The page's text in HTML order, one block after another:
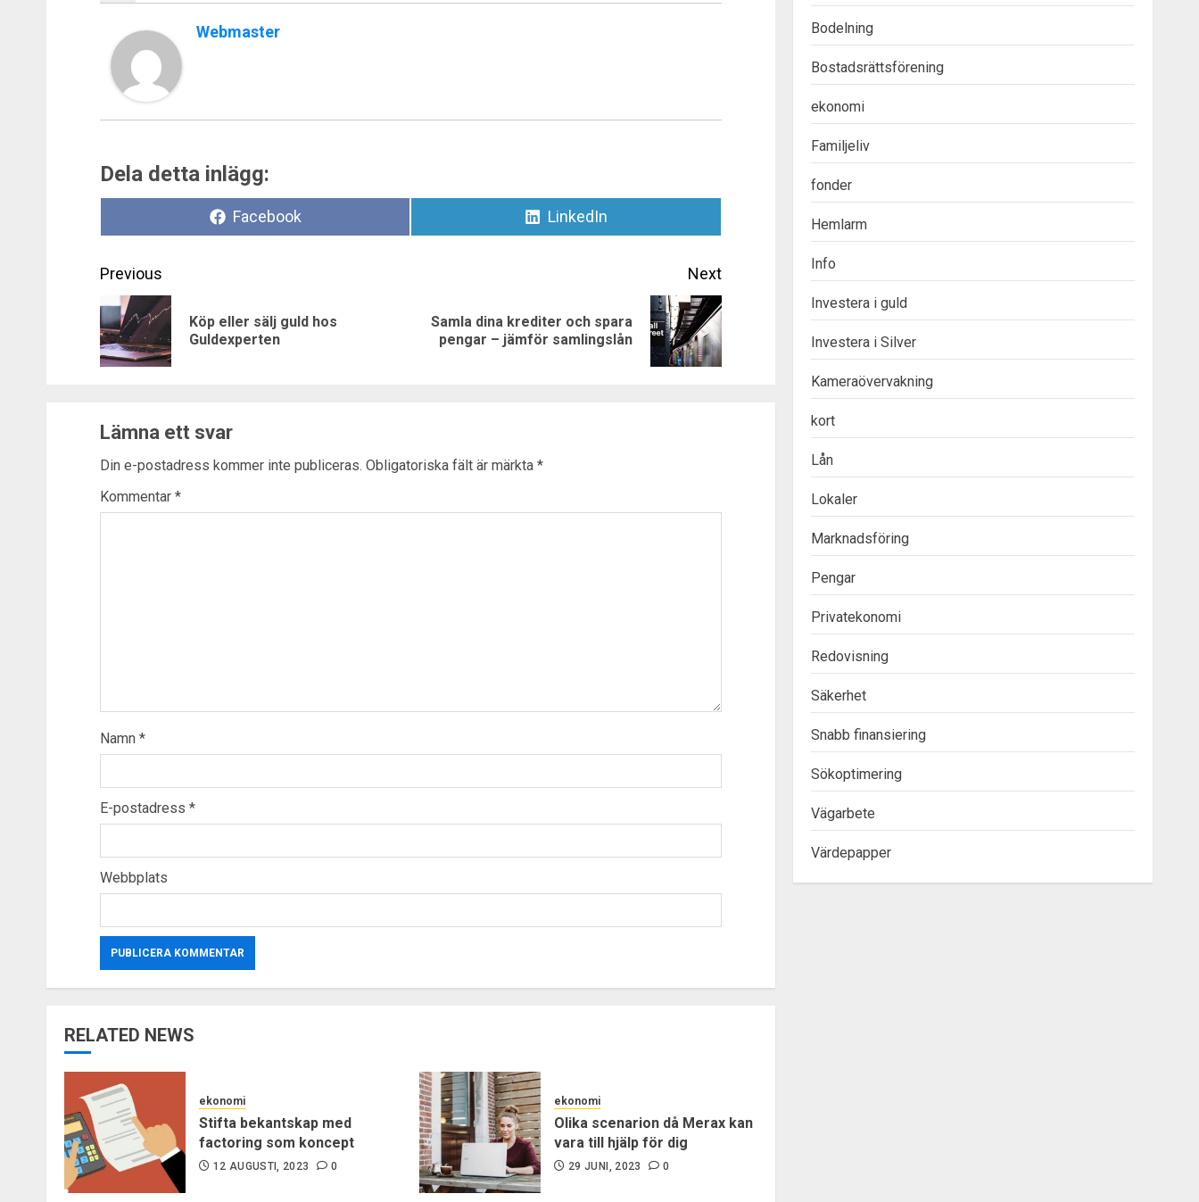
Webmaster
Dela detta inlägg:
Dela
på
Facebook
Dela
på
LinkedIn
Post
navigation
Previous
Previous
post:
Köp eller sälj guld hos
Guldexperten
Next
Next
post:
Samla dina krediter och spara
pengar – jämför samlingslån
Lämna ett svar
Din e-postadress kommer inte publiceras. Obligatoriska fält är märkta *
Kommentar *
Namn *
E-postadress *
Webbplats
RELATED NEWS
ekonomi
Stifta bekantskap med
factoring som koncept
12 AUGUSTI, 2023 0
ekonomi
Olika scenarion då Merax kan
vara till hjälp för dig
29 JUNI, 2023 0
Bodelning
Bostadsrättsförening
ekonomi
Familjeliv
fonder
Hemlarm
Info
Investera i guld
Investera i Silver
Kameraövervakning
kort
Lån
Lokaler
Marknadsföring
Pengar
Privatekonomi
Redovisning
Säkerhet
Snabb finansiering
Sökoptimering
Vägarbete
Värdepapper